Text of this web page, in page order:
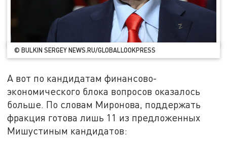
© BULKIN SERGEY NEWS.RU/GLOBALLOOKPRESS
А вот по кандидатам финансово-
экономического блока вопросов оказалось
больше. По словам Миронова, поддержать
фракция готова лишь 11 из предложенных
Мишустиным кандидатов: